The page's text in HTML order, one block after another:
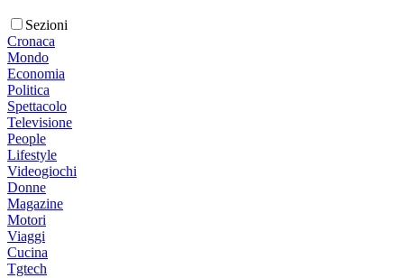
Sezioni
Cronaca
Mondo
Economia
Politica
Spettacolo
Televisione
People
Lifestyle
Videogiochi
Donne
Magazine
Motori
Viaggi
Cucina
Tgtech